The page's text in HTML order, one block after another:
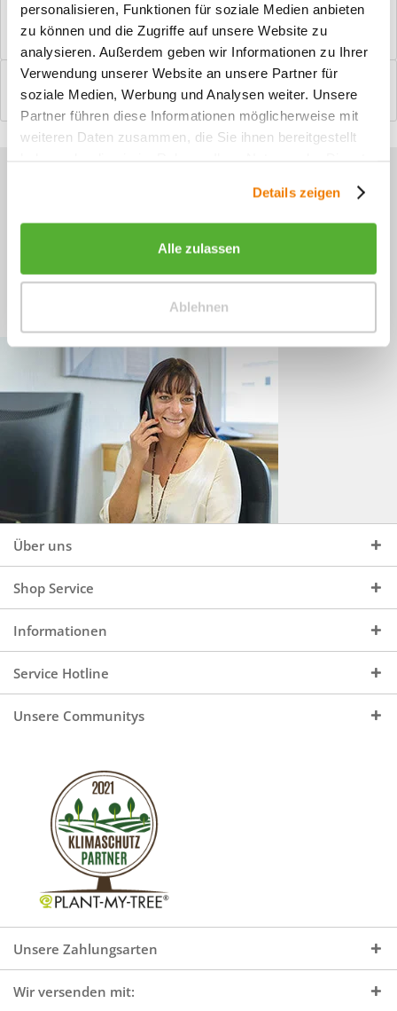
personalisieren, Funktionen für soziale Medien anbieten
zu können und die Zugriffe auf unsere Website zu
analysieren. Außerdem geben wir Informationen zu Ihrer
Verwendung unserer Website an unsere Partner für
soziale Medien, Werbung und Analysen weiter. Unsere
Partner führen diese Informationen möglicherweise mit
weiteren Daten zusammen, die Sie ihnen bereitgestellt
Details zeigen
Alle zulassen
Ablehnen
Windfangelemente online am Bildschirm konfigurieren und
einbaufertig bestellen. In wenigen...
Bewertungen
0
Bewertungen lesen, schreiben und diskutieren...mehr
Sie haben Fragen zu unseren
+49 (0)4244 965 34 04
Mo - Do, 09:00 - 16:00 Uhr
und Fr, 09:00 - 13:00 Uhr
Über uns
Shop Service
Informationen
Service Hotline
Unsere Communitys
Unsere Zahlungsarten
Wir versenden mit: